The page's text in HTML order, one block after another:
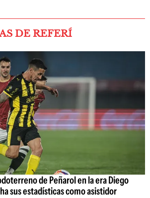
DE REFERÍ
de Peñarol en la era Diego
sus estadísticas como asistidor